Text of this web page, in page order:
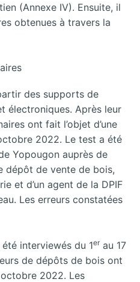
(Annexe IV). Ensuite, il
obtenues à travers la
des supports de
électroniques. Après leur
ont fait l’objet d’une
2022. Le test a été
Yopougon auprès de
dépôt de vente de bois,
et d’un agent de la DPIF
Les erreurs constatées
interviewés du 1er au 17
de dépôts de bois ont
2022. Les